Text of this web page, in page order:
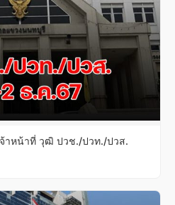
าหน้าที่ วุฒิ ปวช./ปวท./ปวส.